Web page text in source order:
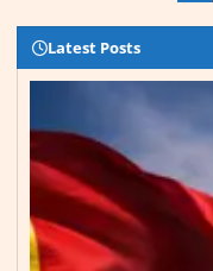
articole
Latest Posts